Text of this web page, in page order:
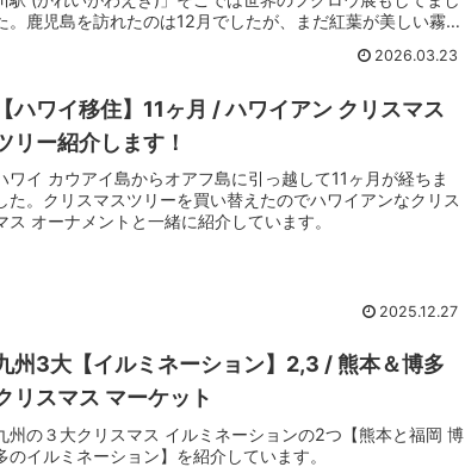
。鹿児島を訪れたのは12月でしたが、まだ紅葉が美しい霧島
たランチの場所は残念ながら、お休みだったけど、お洒落な
2026.03.23
ハワイ移住】11ヶ月 / ハワイアン クリスマス
リー紹介します！
ワイ カウアイ島からオアフ島に引っ越して11ヶ月が経ちま
た。クリスマスツリーを買い替えたのでハワイアンなクリス
ス オーナメントと一緒に紹介しています。
2025.12.27
州3大【イルミネーション】2,3 / 熊本＆博多
リスマス マーケット
州の３大クリスマス イルミネーションの2つ【熊本と福岡 博
のイルミネーション】を紹介しています。